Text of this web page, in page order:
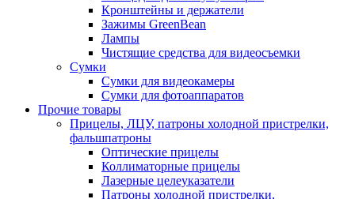
Кронштейны и держатели
Зажимы GreenBean
Лампы
Чистящие средства для видеосъемки
Сумки
Сумки для видеокамеры
Сумки для фотоаппаратов
Прочие товары
Прицелы, ЛЦУ, патроны холодной пристрелки,
фальшпатроны
Оптические прицелы
Коллиматорные прицелы
Лазерные целеуказатели
Патроны холодной пристрелки,